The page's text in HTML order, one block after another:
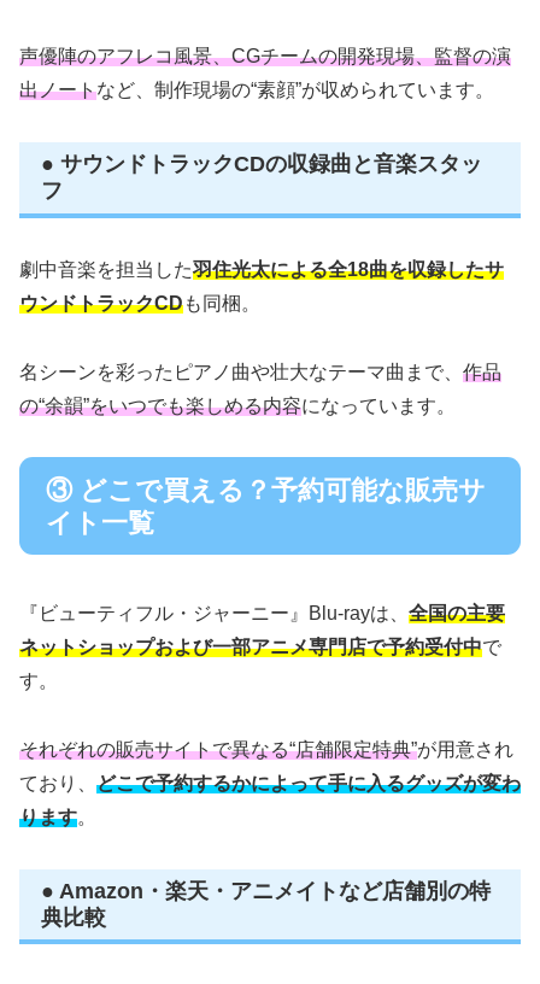
声優陣のアフレコ風景、CGチームの開発現場、監督の演
出ノートなど、制作現場の“素顔”が収められています。
● サウンドトラックCDの収録曲と音楽スタッ
フ
劇中音楽を担当した羽住光太による全18曲を収録したサ
ウンドトラックCDも同梱。
名シーンを彩ったピアノ曲や壮大なテーマ曲まで、 作品
の“余韻”をいつでも楽しめる内容になっています。
③ どこで買える？予約可能な販売サ
イト一覧
『ビューティフル・ジャーニー』Blu-rayは、 全国の主要
ネットショップおよび一部アニメ専門店で予約受付中で
す。
それぞれの販売サイトで異なる“店舗限定特典”が用意され
ており、 どこで予約するかによって手に入るグッズが変わ
ります。
● Amazon・楽天・アニメイトなど店舗別の特
典比較